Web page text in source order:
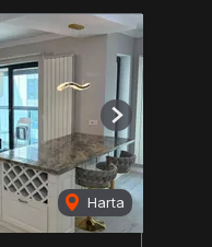
Harta
Next